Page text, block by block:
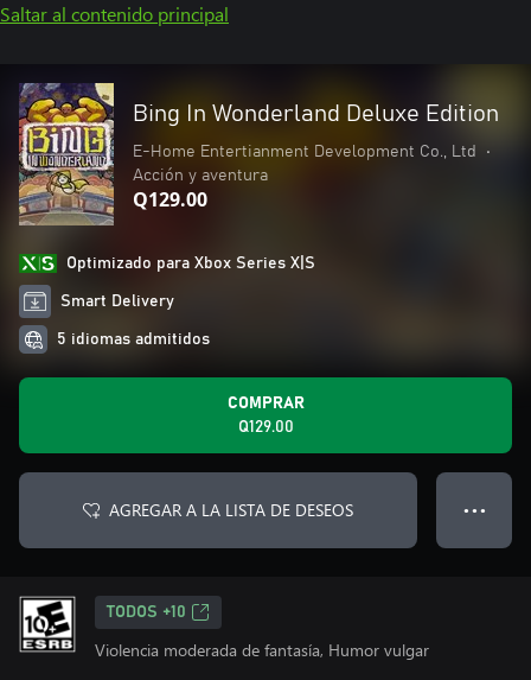
Saltar al contenido principal
Bing In Wonderland Deluxe Edition
E-Home Entertianment Development Co., Ltd
•
Acción y aventura
Q129.00
Optimizado para Xbox Series X|S
Smart Delivery
5 idiomas admitidos
COMPRAR
Q129.00
AGREGAR A LA LISTA DE DESEOS ● ● ●
TODOS +10
Violencia moderada de fantasía, Humor vulgar